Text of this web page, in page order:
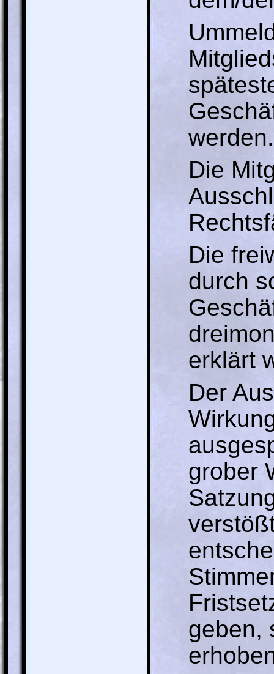
werden.
Die
Die
durch
erklärt
Der
grober
geben,